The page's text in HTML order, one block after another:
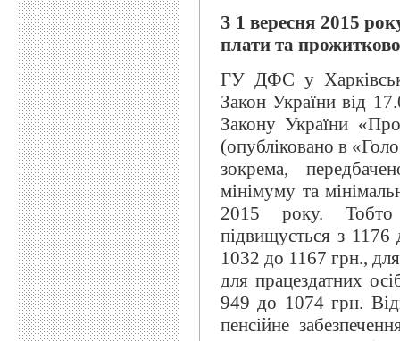
З 1 вересня 2015
плати та
ГУ ДФС у
Закон України від
Закону України
(опубліковано в
зокрема,
мінімуму та
2015 року. Тобто
підвищується з
1032 до 1167 грн.,
для працездатних
949 до 1074 грн.
пенсійне